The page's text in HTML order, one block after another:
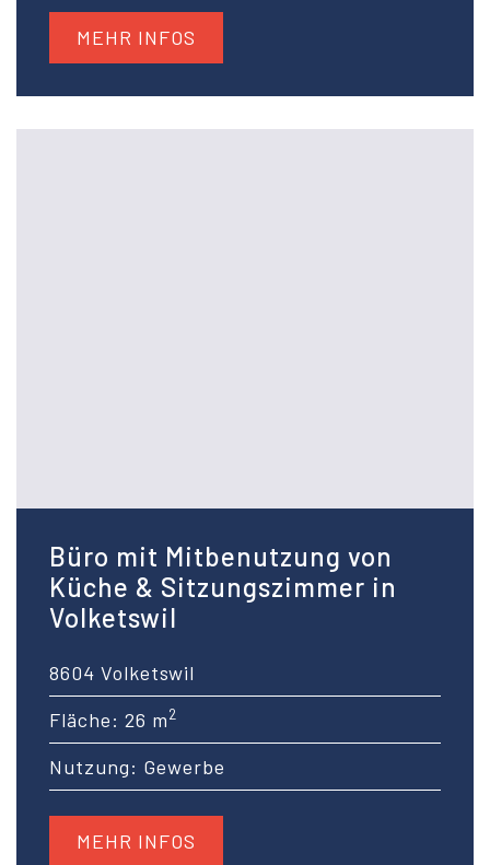
MEHR INFOS
Büro mit Mitbenutzung von
Küche & Sitzungszimmer in
Volketswil
8604 Volketswil
Fläche: 26 m2
Nutzung: Gewerbe
MEHR INFOS